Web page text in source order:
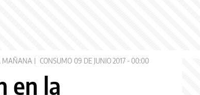
MAÑANA CONSUMO 09 DE JUNIO 2017 - 00:00
en la